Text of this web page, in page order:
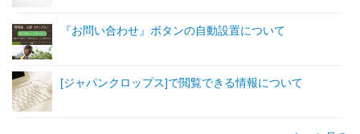
『お問い合わせ』ボタンの自動設置について
[ジャパンクロップス]で閲覧できる情報について